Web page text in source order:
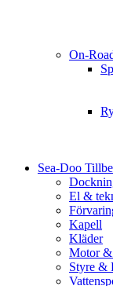
On-
Sea-Doo
El &
Kapell
Kläder
Motor
Styre &